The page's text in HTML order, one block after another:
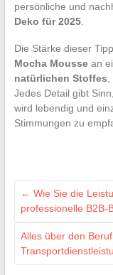
persönliche und
Deko für 2025.
Die Stärke dieser
Mocha Moussean
natürlichen Stoffes
Jedes Detail gibt
wird lebendig und
Stimmungen zu
← Wie Sie die
professionelle B2B-
Alles über den